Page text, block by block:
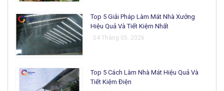
Top 5 Giải Pháp Làm Mát Nhà Xưởng
Hiệu Quả Và Tiết Kiệm Nhất
04 Tháng 05, 2026
Top 5 Cách Làm Nhà Mát Hiệu Quả Và
Tiết Kiệm Điện